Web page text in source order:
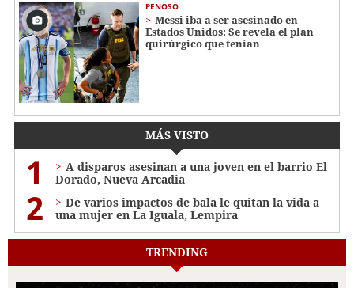
PENOSO
Messi iba a ser asesinado en
Estados Unidos: Se revela el plan
quirúrgico que tenían
MÁS VISTO
1
A disparos asesinan a una joven en el barrio El
Dorado, Nueva Arcadia
2
De varios impactos de bala le quitan la vida a
una mujer en La Iguala, Lempira
TRENDING